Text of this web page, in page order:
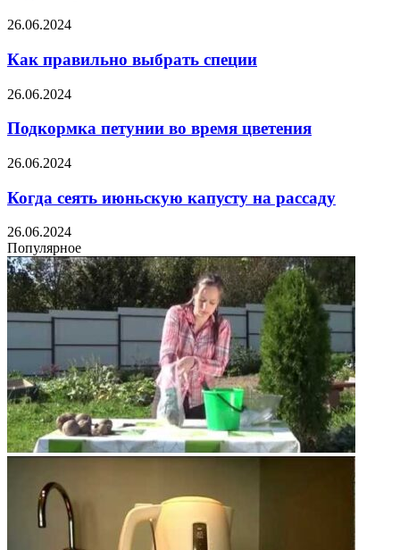
26.06.2024
Как правильно выбрать специи
26.06.2024
Подкормка петунии во время цветения
26.06.2024
Когда сеять июньскую капусту на рассаду
26.06.2024
Популярное